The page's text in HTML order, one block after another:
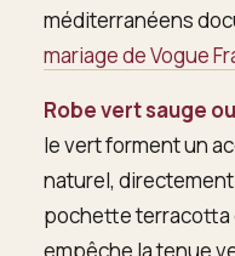
méditerranéens
mariage de Vogue
Robe vert sauge
le vert forment un
naturel,
pochette terracotta
empêche la tenue